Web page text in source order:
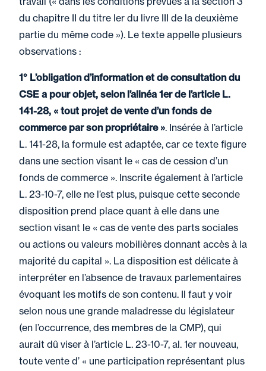
du chapitre II du titre Ier du livre III de la deuxième
partie du même code »). Le texte appelle plusieurs
observations :
1° L’obligation d’information et de consultation du
CSE a pour objet, selon l’alinéa 1er de l’article L.
141-28, « tout projet de vente d’un fonds de
commerce par son propriétaire ». Insérée à l’article
L. 141-28, la formule est adaptée, car ce texte figure
dans une section visant le « cas de cession d’un
fonds de commerce ». Inscrite également à l’article
L. 23-10-7, elle ne l’est plus, puisque cette seconde
disposition prend place quant à elle dans une
section visant le « cas de vente des parts sociales
ou actions ou valeurs mobilières donnant accès à la
majorité du capital ». La disposition est délicate à
interpréter en l’absence de travaux parlementaires
évoquant les motifs de son contenu. Il faut y voir
selon nous une grande maladresse du législateur
(en l’occurrence, des membres de la CMP), qui
aurait dû viser à l’article L. 23-10-7, al. 1er nouveau,
toute vente d’ « une participation représentant plus